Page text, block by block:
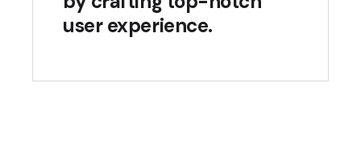
user experience.